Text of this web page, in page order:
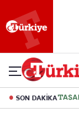
SON DAKİKA